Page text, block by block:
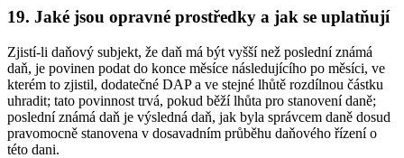
19. Jaké jsou opravné prostředky a jak se uplatňují
Zjistí-li daňový subjekt, že daň má být vyšší než poslední známá
daň, je povinen podat do konce měsíce následujícího po měsíci, ve
kterém to zjistil, dodatečné DAP a ve stejné lhůtě rozdílnou částku
uhradit; tato povinnost trvá, pokud běží lhůta pro stanovení daně;
poslední známá daň je výsledná daň, jak byla správcem daně dosud
pravomocně stanovena v dosavadním průběhu daňového řízení o
této dani.